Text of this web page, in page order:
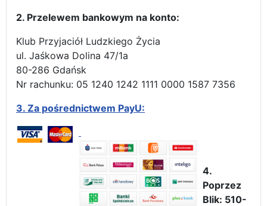
2. Przelewem bankowym na konto:
Klub Przyjaciół Ludzkiego Życia
ul. Jaśkowa Dolina 47/1a
80-286 Gdańsk
Nr rachunku: 05 1240 1242 1111 0000 1587 7356
3. Za pośrednictwem PayU:
4.
Poprzez
Blik: 510-